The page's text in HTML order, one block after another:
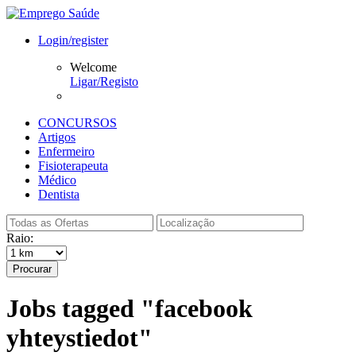
Login/register
Welcome
Ligar/Registo
CONCURSOS
Artigos
Enfermeiro
Fisioterapeuta
Médico
Dentista
Raio:
Procurar
Jobs tagged "facebook
yhteystiedot"